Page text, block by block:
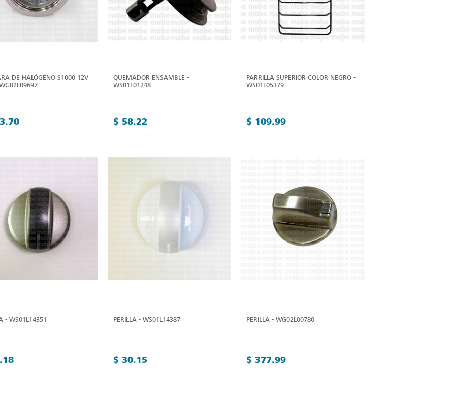
DE HALÓGENO S1000 12V
QUEMADOR ENSAMBLE -
WS01F01248
$ 58.22
PARRILLA SUPERIOR COLOR NEGRO -
WS01L05379
$ 109.99
- WS01L14351 PERILLA - WS01L14387
$ 30.15
PERILLA - WG02L00780
$ 377.99